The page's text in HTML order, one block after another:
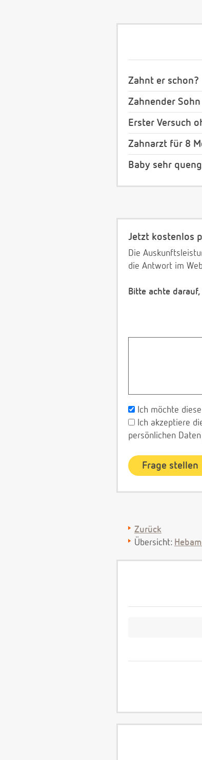
Zahnt er schon?
Zahnender Sohn
Erster Versuch
Zahnarzt für 8
Baby sehr
Jetzt kostenlos
Die
die Antwort im
Bitte achte
Ich möchte
Ich akzeptiere
persönlichen
Zurück
Übersicht: